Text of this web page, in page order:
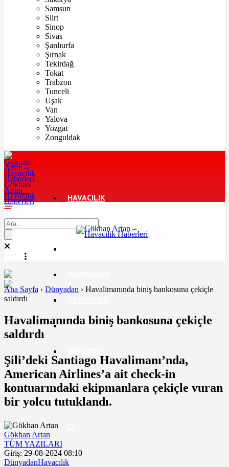
Samsun
Siirt
Sinop
Sivas
Şanlıurfa
Şırnak
Tekirdağ
Tokat
Trabzon
Tunceli
Uşak
Van
Yalova
Yozgat
Zonguldak
Gökhan
Artan –
Havacılık
Haberleri HAVACILIK
TURIZM
SAVUNMA SANAYI
GEZI REHBERI
Ana Sayfa › Dünyadan › Havalimanında biniş bankosuna çekiçle
saldırdı
Havalimanında biniş bankosuna çekiçle
saldırdı
Şili’deki Santiago Havalimanı’nda,
American Airlines’a ait check-in
kontuarındaki ekipmanlara çekiçle vuran
bir yolcu tutuklandı.
Gökhan Artan
TÜM YAZILARI
Giriş: 29-08-2024 08:10
DünyadanHavacılık